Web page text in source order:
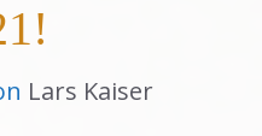
Lars Kaiser